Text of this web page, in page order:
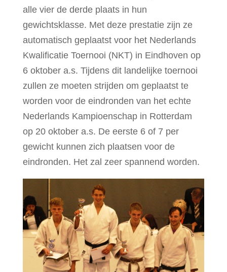
alle vier de derde plaats in hun
gewichtsklasse. Met deze prestatie zijn ze
automatisch geplaatst voor het Nederlands
Kwalificatie Toernooi (NKT) in Eindhoven op
6 oktober a.s. Tijdens dit landelijke toernooi
zullen ze moeten strijden om geplaatst te
worden voor de eindronden van het echte
Nederlands Kampioenschap in Rotterdam
op 20 oktober a.s. De eerste 6 of 7 per
gewicht kunnen zich plaatsen voor de
eindronden. Het zal zeer spannend worden.